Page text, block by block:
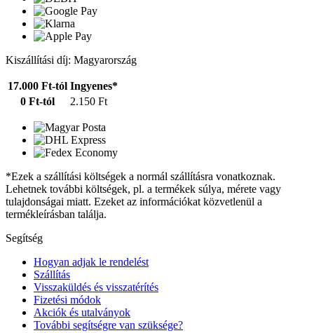
Kiszállítási díj: Magyarország
17.000 Ft-tól Ingyenes*
0 Ft-tól
2.150 Ft
*Ezek a szállítási költségek a normál szállításra vonatkoznak.
Lehetnek további költségek, pl. a termékek súlya, mérete vagy
tulajdonságai miatt. Ezeket az információkat közvetlenül a
termékleírásban találja.
Segítség
Hogyan adjak le rendelést
Szállítás
Visszaküldés és visszatérítés
Fizetési módok
Akciók és utalványok
További segítségre van szüksége?